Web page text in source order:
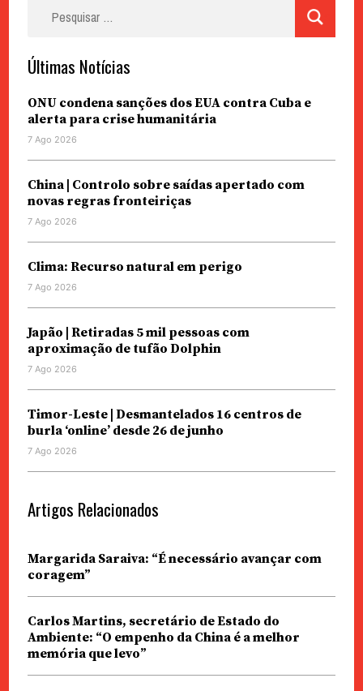
Últimas Notícias
ONU condena sanções dos EUA contra Cuba e
alerta para crise humanitária
7 Ago 2026
China | Controlo sobre saídas apertado com
novas regras fronteiriças
7 Ago 2026
Clima: Recurso natural em perigo
7 Ago 2026
Japão | Retiradas 5 mil pessoas com
aproximação de tufão Dolphin
7 Ago 2026
Timor-Leste | Desmantelados 16 centros de
burla ‘online’ desde 26 de junho
7 Ago 2026
Artigos Relacionados
Margarida Saraiva: “É necessário avançar com
coragem”
Carlos Martins, secretário de Estado do
Ambiente: “O empenho da China é a melhor
memória que levo”